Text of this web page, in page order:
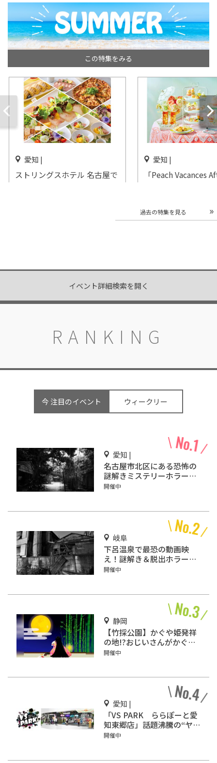
イベント詳細検索を開く
RANKING
今 注目のイベント ウィークリー
愛知 |
名古屋市北区にある恐怖の
謎解きミステリーホラー
「エモい家」あなたは行き
開催中
岐阜
下呂温泉で最恐の動画映
え！謎解き＆脱出ホラーゲ
ーム『猟奇館』
開催中
静岡
【竹採公園】かぐや姫発祥
の地!?おじいさんがかぐや
姫を見つけた場所を見に行
開催中
愛知 |
「VS PARK ららぽーと愛
知東郷店」話題沸騰の“ヤバ
すぎスポーツ”を体感せ
開催中
この特集をみる
愛知 |
ストリングスホテル 名古屋で
愛知 |
「Peach Vacances
開催中
過去の特集を見る